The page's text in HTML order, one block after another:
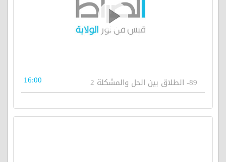
89- الطلاق بين الحل والمشكلة 2 16:00